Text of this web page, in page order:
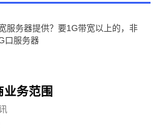
服务器提供？要1G带宽以上的，非
口服务器
务范围